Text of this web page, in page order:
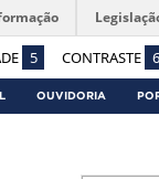
5 CONTRASTE 6
OUVIDORIA